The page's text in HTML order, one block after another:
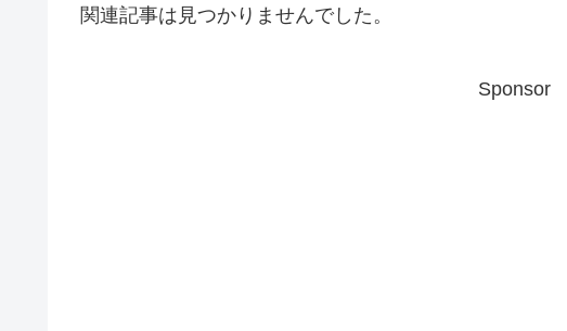
関連記事は見つかりませんでした。
Sponsor